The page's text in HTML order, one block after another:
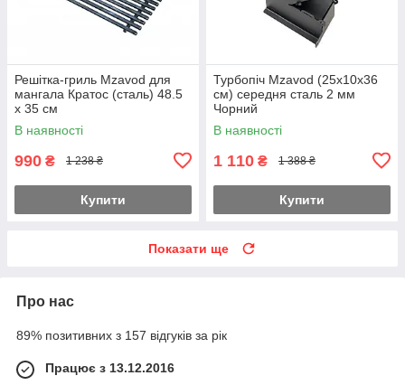
Решітка-гриль Mzavod для
мангала Кратос (сталь) 48.5
х 35 см
В наявності
990 ₴ 1 238 ₴
Купити
Турбопіч Mzavod (25х10х36
см) середня сталь 2 мм
Чорний
В наявності
1 110 ₴ 1 388 ₴
Купити
Показати ще
Про нас
89% позитивних з 157 відгуків за рік
Працює з 13.12.2016